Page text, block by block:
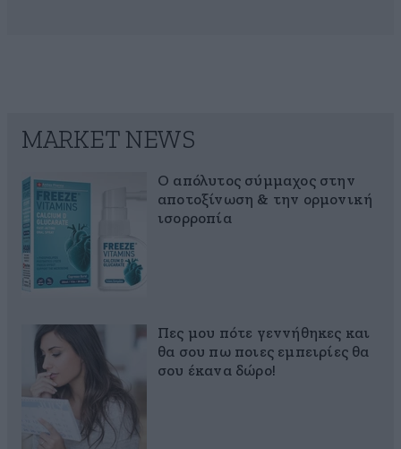
MARKET NEWS
Ο απόλυτος σύμμαχος στην
αποτοξίνωση & την ορμονική
ισορροπία
Πες μου πότε γεννήθηκες και
θα σου πω ποιες εμπειρίες θα
σου έκανα δώρο!